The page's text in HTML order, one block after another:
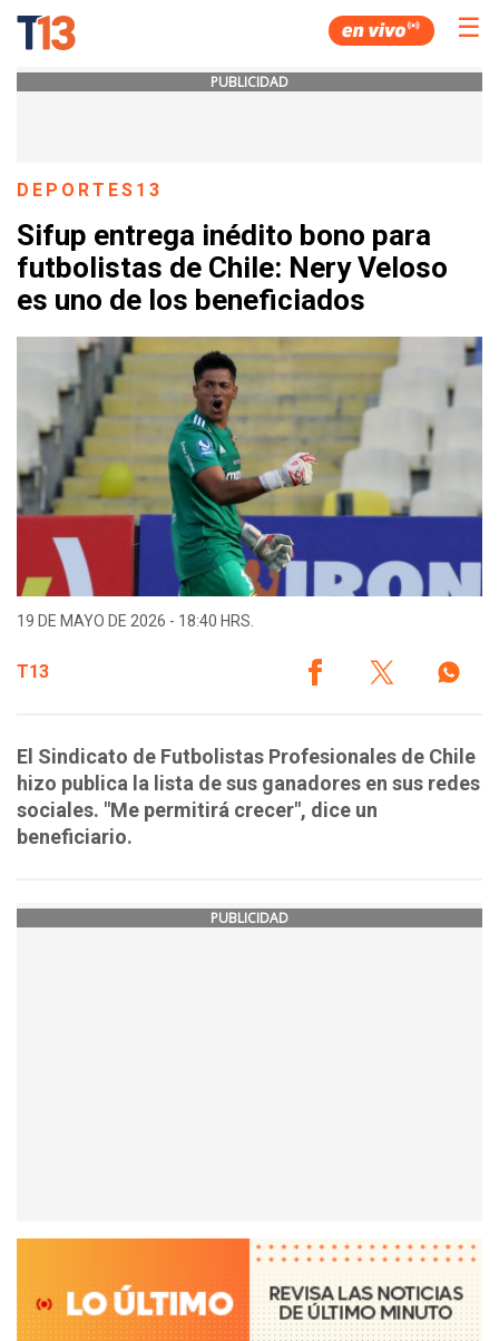
☰
PUBLICIDAD
DEPORTES13
Sifup entrega inédito bono para
futbolistas de Chile: Nery Veloso
es uno de los beneficiados
19 DE MAYO DE 2026 - 18:40 HRS.
T13
El Sindicato de Futbolistas Profesionales de Chile
hizo publica la lista de sus ganadores en sus redes
sociales. "Me permitirá crecer", dice un
beneficiario.
PUBLICIDAD